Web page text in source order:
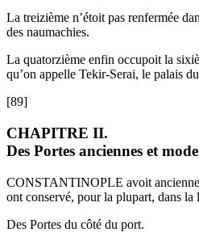
La treizième n’étoit pas renfermée
des naumachies.
La quatorzième enfin occupoit la
qu’on appelle Tekir-Serai, le palais
[89]
CHAPITRE II.
Des Portes anciennes et
CONSTANTINOPLE avoit
ont conservé, pour la plupart, dans
Des Portes du côté du port.